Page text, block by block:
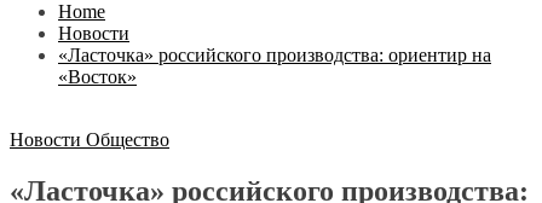
Home
Новости
«Ласточка» российского производства: ориентир на
«Восток»
Новости Общество
«Ласточка» российского производства: